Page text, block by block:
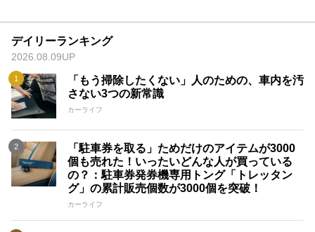
デイリーランキング
2026.08.09UP
「もう掃除したくない」人のための、車内を汚
さない3つの新常識
カーライフ
「駐車券を取る」ためだけのアイテムが3000
個も売れた！いったいどんな人が買っている
の？：駐車券発券機専用トング「トレッタン
グ」の累計販売個数が3000個を突破！
カーライフ